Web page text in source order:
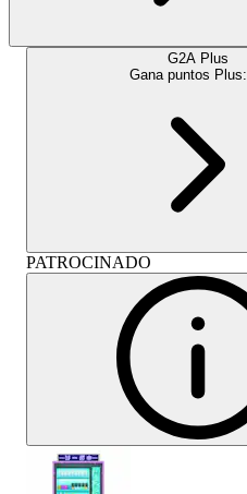
G2A Plus
Gana puntos Plus:
PATROCINADO